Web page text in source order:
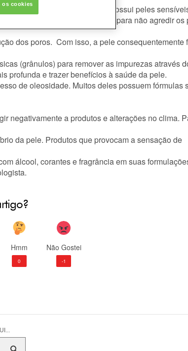
esses produtos para quem possui peles
e com grânulos “aveludados” para não agredir os
dos poros. Com isso, a pele consequentemente
(grânulos) para remover as impurezas através
profunda e trazer benefícios à saúde da pele.
de oleosidade. Muitos deles possuem fórmulas
negativamente a produtos e alterações no clima.
da pele. Produtos que provocam a sensação de
álcool, corantes e fragrância em suas
Hmm
0
Não Gostei
-1
os cookies